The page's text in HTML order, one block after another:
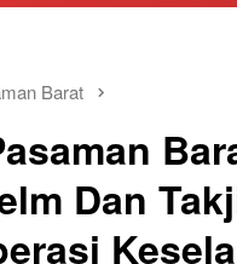
Barat
Dan